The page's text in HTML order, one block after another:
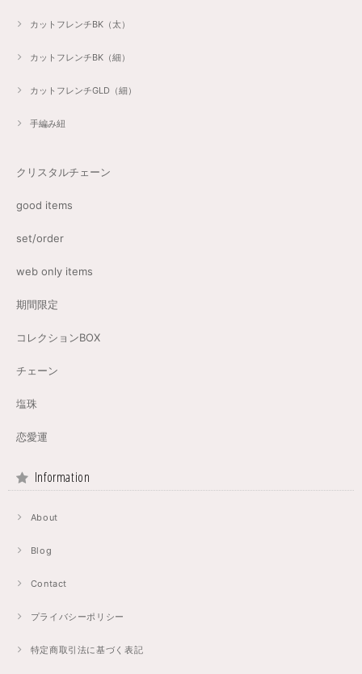
カットフレンチBK（太）
カットフレンチBK（細）
カットフレンチGLD（細）
手編み紐
クリスタルチェーン
good items
set/order
web only items
期間限定
コレクションBOX
チェーン
塩珠
恋愛運
Information
About
Blog
Contact
プライバシーポリシー
特定商取引法に基づく表記